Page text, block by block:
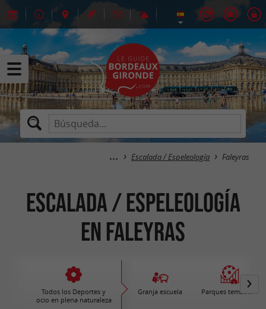
Escalada / Espeleología Faleyras
Escalada / Espeleología
en Faleyras
Todos los Deportes y
ocio en plena naturaleza
Granja escuela Parques temáticos